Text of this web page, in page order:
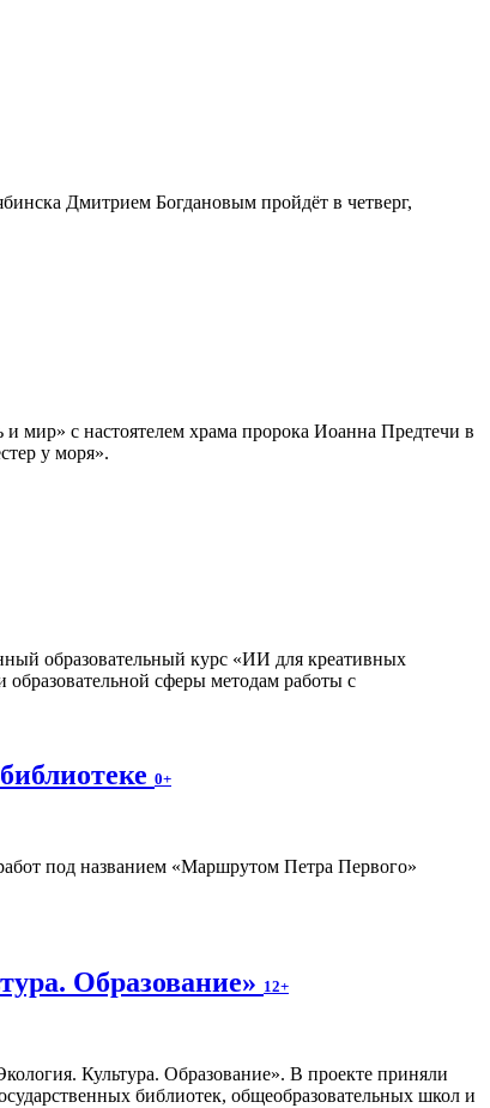
Дмитрием Богдановым пройдёт в четверг,
мир» с настоятелем храма пророка Иоанна Предтечи в
у моря».
образовательный курс «ИИ для креативных
сферы методам работы с
0+
под названием «Маршрутом Петра Первого»
Образование» 12+
Культура. Образование». В проекте приняли
библиотек, общеобразовательных школ и